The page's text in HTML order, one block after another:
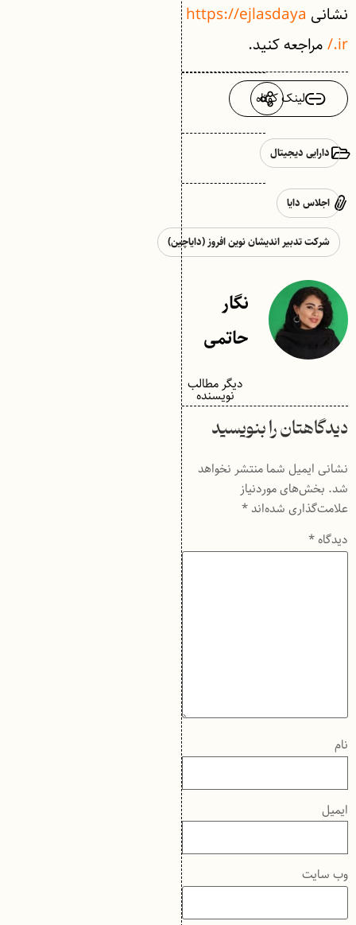
نشانی https://ejlasdaya
.ir/ مراجعه کنید.
لینک کوتاه
دارایی دیجیتال
اجلاس دایا
شرکت تدبیر اندیشان نوین افروز (دایاچین)
نگار
حاتمی
دیگر مطالب
نویسنده
دیدگاهتان را بنویسید
نشانی ایمیل شما منتشر نخواهد
شد. بخش‌های موردنیاز
علامت‌گذاری شده‌اند*
دیدگاه*
نام
ایمیل
وب‌ سایت